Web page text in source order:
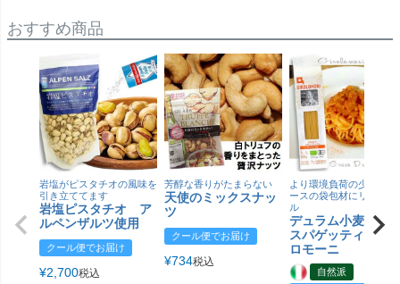
おすすめ商品
岩塩がピスタチオの風味を
引き立ててます
岩塩ピスタチオ ア
ルペンザルツ使用
クール便でお届け
¥2,700税込
芳醇な香りがたまらない
天使のミックスナッ
ツ
クール便でお届け
¥734税込
より環境負荷の少ない紙
ースの袋包材にリニュー
ル
デュラム小麦 有
スパゲッティ／ジ
ロモーニ
自然派